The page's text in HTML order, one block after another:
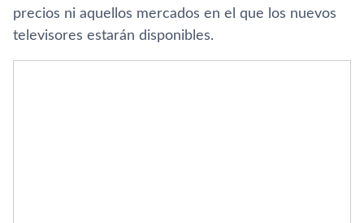
precios ni aquellos mercados en el que los nuevos
televisores estarán disponibles.